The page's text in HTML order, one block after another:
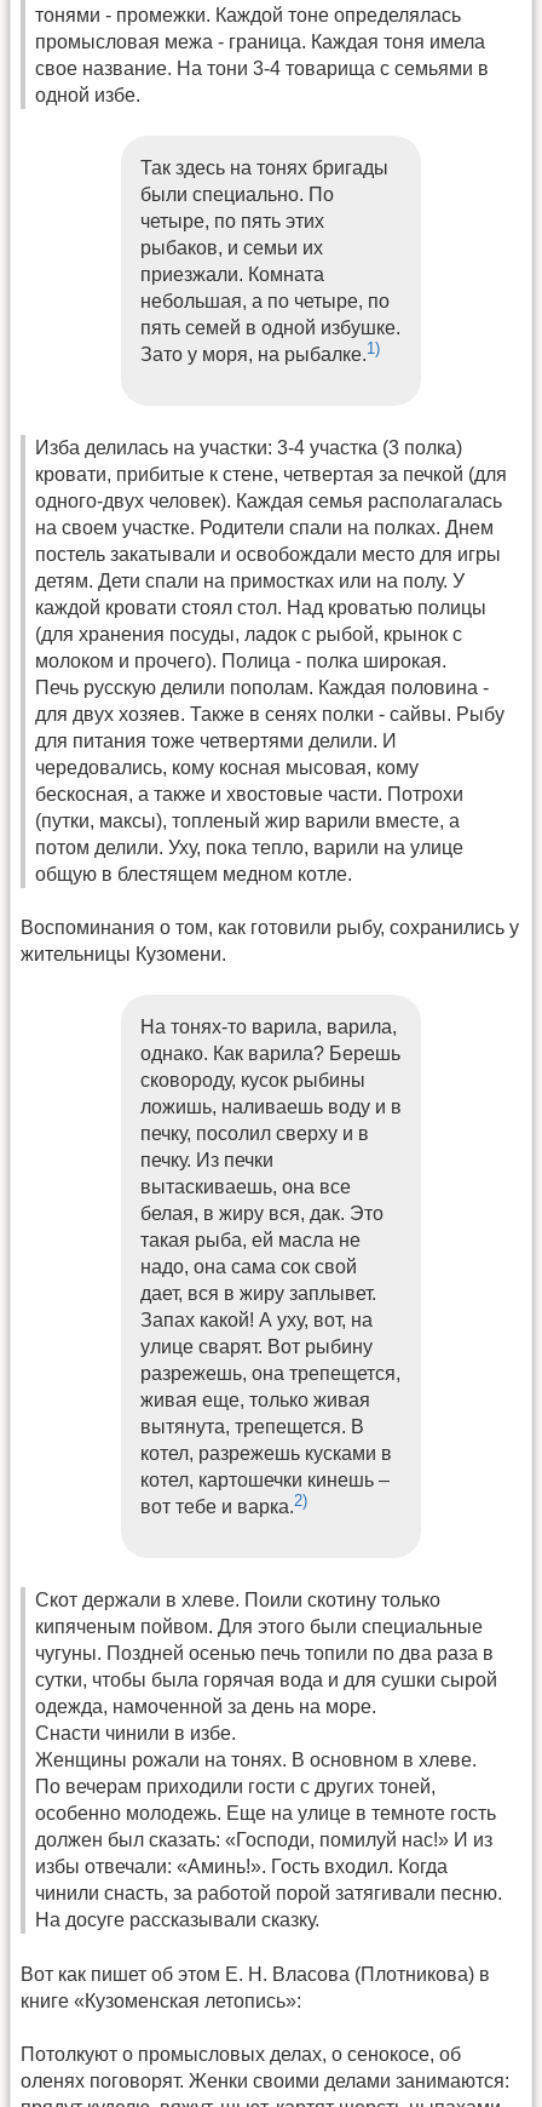
тонями - промежки. Каждой тоне определялась
промысловая межа - граница. Каждая тоня имела
свое название. На тони 3-4 товарища с семьями в
одной избе.
Так здесь на тонях бригады
были специально. По
четыре, по пять этих
рыбаков, и семьи их
приезжали. Комната
небольшая, а по четыре, по
пять семей в одной избушке.
Зато у моря, на рыбалке.1)
Изба делилась на участки: 3-4 участка (3 полка)
кровати, прибитые к стене, четвертая за печкой (для
одного-двух человек). Каждая семья располагалась
на своем участке. Родители спали на полках. Днем
постель закатывали и освобождали место для игры
детям. Дети спали на примостках или на полу. У
каждой кровати стоял стол. Над кроватью полицы
(для хранения посуды, ладок с рыбой, крынок с
молоком и прочего). Полица - полка широкая.
Печь русскую делили пополам. Каждая половина -
для двух хозяев. Также в сенях полки - сайвы. Рыбу
для питания тоже четвертями делили. И
чередовались, кому косная мысовая, кому
бескосная, а также и хвостовые части. Потрохи
(путки, максы), топленый жир варили вместе, а
потом делили. Уху, пока тепло, варили на улице
общую в блестящем медном котле.
Воспоминания о том, как готовили рыбу, сохранились у
жительницы Кузомени.
На тонях-то варила, варила,
однако. Как варила? Берешь
сковороду, кусок рыбины
ложишь, наливаешь воду и в
печку, посолил сверху и в
печку. Из печки
вытаскиваешь, она все
белая, в жиру вся, дак. Это
такая рыба, ей масла не
надо, она сама сок свой
дает, вся в жиру заплывет.
Запах какой! А уху, вот, на
улице сварят. Вот рыбину
разрежешь, она трепещется,
живая еще, только живая
вытянута, трепещется. В
котел, разрежешь кусками в
котел, картошечки кинешь –
вот тебе и варка.2)
Скот держали в хлеве. Поили скотину только
кипяченым пойвом. Для этого были специальные
чугуны. Поздней осенью печь топили по два раза в
сутки, чтобы была горячая вода и для сушки сырой
одежда, намоченной за день на море.
Снасти чинили в избе.
Женщины рожали на тонях. В основном в хлеве.
По вечерам приходили гости с других тоней,
особенно молодежь. Еще на улице в темноте гость
должен был сказать: «Господи, помилуй нас!» И из
избы отвечали: «Аминь!». Гость входил. Когда
чинили снасть, за работой порой затягивали песню.
На досуге рассказывали сказку.
Вот как пишет об этом Е. Н. Власова (Плотникова) в
книге «Кузоменская летопись»:
Потолкуют о промысловых делах, о сенокосе, об
оленях поговорят. Женки своими делами занимаются: